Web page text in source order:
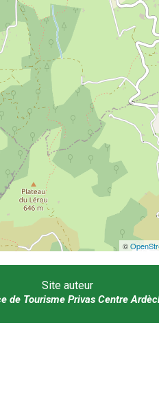
©
Site auteur
de Tourisme Privas Centre